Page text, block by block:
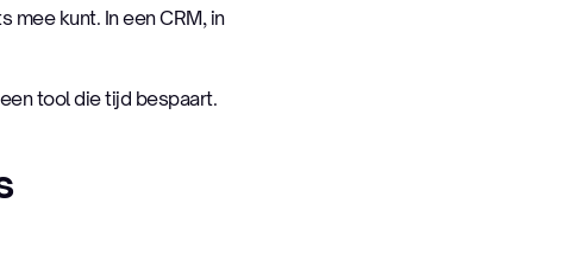
kunt. In een CRM, in
tool die tijd bespaart.